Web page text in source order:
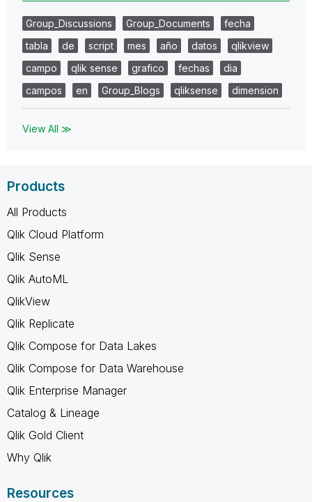
Group_Discussions Group_Documents
fecha
tabla
de script mes año datos
qlikview
campo
qlik sense grafico fechas
dia
campos
en Group_Blogs qliksense dimension
View All ≫
Products
All Products
Qlik Cloud Platform
Qlik Sense
Qlik AutoML
QlikView
Qlik Replicate
Qlik Compose for Data Lakes
Qlik Compose for Data Warehouse
Qlik Enterprise Manager
Catalog & Lineage
Qlik Gold Client
Why Qlik
Resources